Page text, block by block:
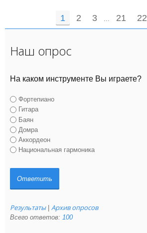
1 2 3 ... 21 22
Наш опрос
На каком инструменте Вы играете?
Фортепиано
Гитара
Баян
Домра
Аккордеон
Национальная гармоника
Результаты| Архив опросов
Всего ответов: 100